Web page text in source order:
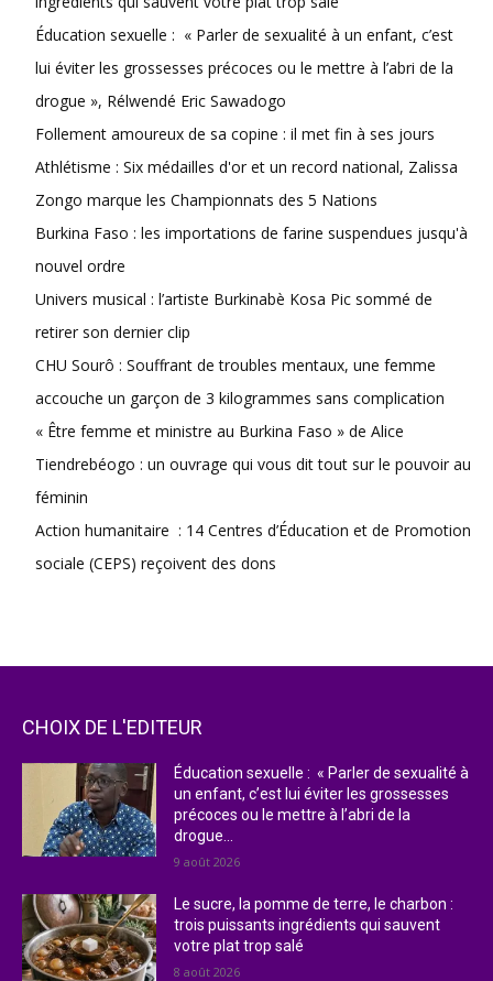
Éducation sexuelle : « Parler de sexualité à un enfant, c’est
lui éviter les grossesses précoces ou le mettre à l’abri de la
drogue », Rélwendé Eric Sawadogo
Follement amoureux de sa copine : il met fin à ses jours
Athlétisme : Six médailles d'or et un record national, Zalissa
Zongo marque les Championnats des 5 Nations
Burkina Faso : les importations de farine suspendues jusqu'à
nouvel ordre
Univers musical : l’artiste Burkinabè Kosa Pic sommé de
retirer son dernier clip
CHU Sourô : Souffrant de troubles mentaux, une femme
accouche un garçon de 3 kilogrammes sans complication
« Être femme et ministre au Burkina Faso » de Alice
Tiendrebéogo : un ouvrage qui vous dit tout sur le pouvoir au
féminin
Action humanitaire : 14 Centres d’Éducation et de Promotion
sociale (CEPS) reçoivent des dons
CHOIX DE L'EDITEUR
Éducation sexuelle : « Parler de sexualité à
un enfant, c’est lui éviter les grossesses
précoces ou le mettre à l’abri de la
drogue...
9 août 2026
Le sucre, la pomme de terre, le charbon :
trois puissants ingrédients qui sauvent
votre plat trop salé
8 août 2026